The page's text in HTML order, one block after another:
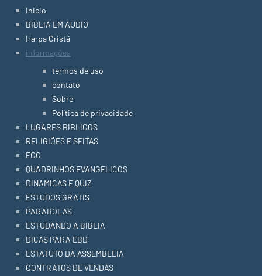
Inicio
BIBLIA EM AUDIO
Harpa Cristã
informações
termos de uso
contato
Sobre
Política de privacidade
LUGARES BIBLICOS
RELIGIÕES E SEITAS
ECC
QUADRINHOS EVANGELICOS
DINAMICAS E QUIZ
ESTUDOS GRATIS
PARABOLAS
ESTUDANDO A BIBLIA
DICAS PARA EBD
ESTATUTO DA ASSEMBLEIA
CONTRATOS DE VENDAS